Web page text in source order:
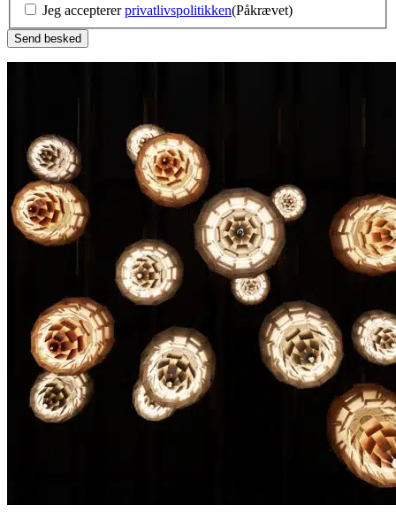
Jeg acceptererprivatlivspolitikken(Påkrævet)